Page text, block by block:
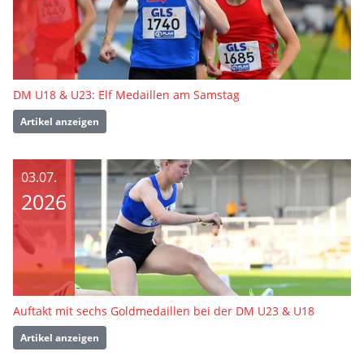
DM U18 & U23: Elf Medaillen am Samstag
Artikel anzeigen
03.07.
2026
Auftakt mit sechs Goldmedaillen bei der DM U23 & U18
Artikel anzeigen